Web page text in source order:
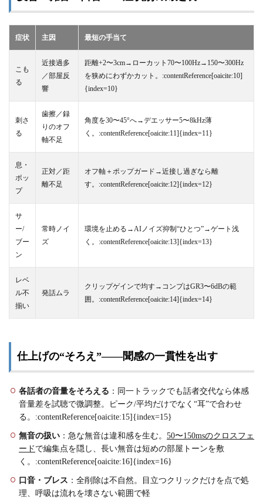
症状 主因 最短の手当て
こも
る
近接過多
／部屋反
響
距離+2〜3cm→ローカット70〜100Hz→150〜300Hz
を狭めにわずかカット。:contentReference[oaicite:10]
{index=10}
刺さ
る
歯擦／録
りのオフ
軸不足
角度を30〜45°へ→デエッサー5〜8kHz薄
く。:contentReference[oaicite:11]{index=11}
息・
ポッ
プ
正対／距
離不足
オフ軸＋ポップガード→近接し過ぎなら離
す。:contentReference[oaicite:12]{index=12}
サ
ー/
ブー
ン
常時ノイ
ズ
環境を止める→AIノイズ抑制“ひとつ”→ゲート浅
く。:contentReference[oaicite:13]{index=13}
レベ
ル不
揃い
発話ムラ
クリップゲインで均す→コンプはGR3〜6dBの範
囲。:contentReference[oaicite:14]{index=14}
仕上げの“そろえ”——聞感の一貫性を出す
各話者の音量をそろえる ：同一トラックでも話者交代なら体感
音量差を試聴で微調整。ピーク/平均だけでなく“耳”で合わせ
る。:contentReference[oaicite:15]{index=15}
無音の扱い ：急な無音は違和感を生む。 50〜150msのクロスフェ
ード で編集点を隠し、長い無音は短めの部屋トーンを敷
く。:contentReference[oaicite:16]{index=16}
口音・ブレス ：全削除は不自然。目立つクリックだけを点で処
理、呼吸は流れを壊さない範囲で軽